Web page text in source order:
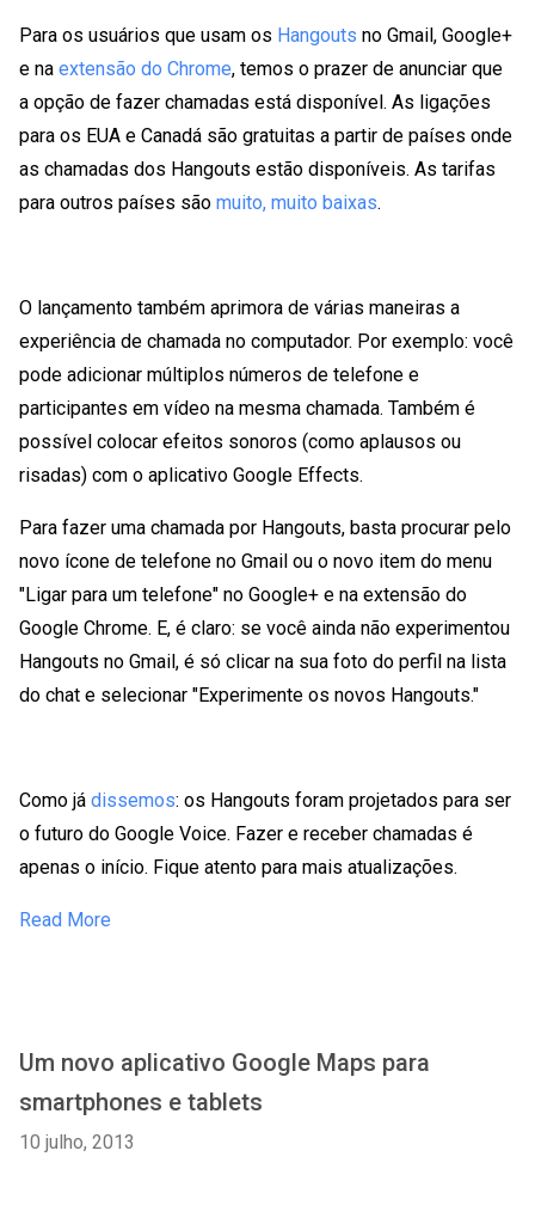
Para os usuários que usam os Hangouts no Gmail, Google+
e na extensão do Chrome, temos o prazer de anunciar que
a opção de fazer chamadas está disponível. As ligações
para os EUA e Canadá são gratuitas a partir de países onde
as chamadas dos Hangouts estão disponíveis. As tarifas
para outros países são muito, muito baixas.
O lançamento também aprimora de várias maneiras a
experiência de chamada no computador. Por exemplo: você
pode adicionar múltiplos números de telefone e
participantes em vídeo na mesma chamada. Também é
possível colocar efeitos sonoros (como aplausos ou
risadas) com o aplicativo Google Effects.
Para fazer uma chamada por Hangouts, basta procurar pelo
novo ícone de telefone no Gmail ou o novo item do menu
"Ligar para um telefone" no Google+ e na extensão do
Google Chrome. E, é claro: se você ainda não experimentou
Hangouts no Gmail, é só clicar na sua foto do perfil na lista
do chat e selecionar "Experimente os novos Hangouts."
Como já dissemos: os Hangouts foram projetados para ser
o futuro do Google Voice. Fazer e receber chamadas é
apenas o início. Fique atento para mais atualizações.
Read More
Um novo aplicativo Google Maps para
smartphones e tablets
10 julho, 2013